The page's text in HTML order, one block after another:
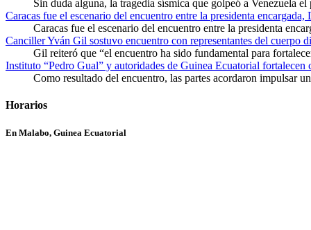
Sin duda alguna, la tragedia sísmica que golpeó a Venezuela
Caracas fue el escenario del encuentro entre la presidenta
Caracas fue el escenario del encuentro entre la presidenta
Canciller Yván Gil sostuvo encuentro con representantes del cuerpo
Gil reiteró que “el encuentro ha sido fundamental para
Instituto “Pedro Gual” y autoridades de Guinea Ecuatorial
Como resultado del encuentro, las partes acordaron impulsar
Horarios
En Malabo, Guinea Ecuatorial